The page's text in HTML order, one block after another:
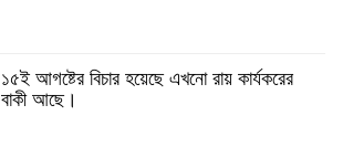
১৫ই আগষ্টের বিচার হয়েছে এখনো রায় কার্যকরের
বাকী আছে।